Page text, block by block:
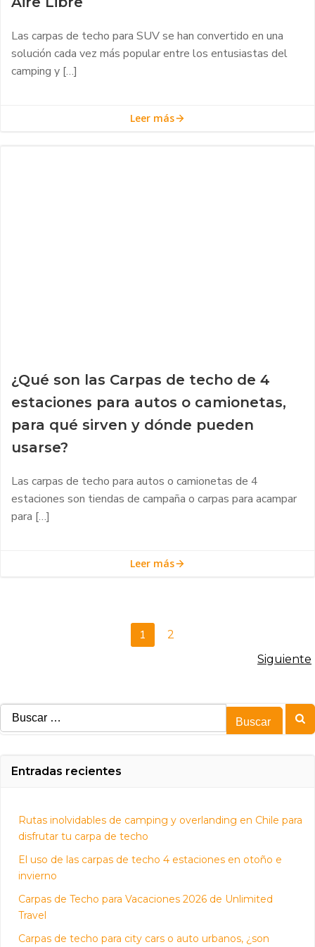
Las carpas de techo para SUV se han convertido en una
solución cada vez más popular entre los entusiastas del
camping y […]
Leer más
¿Qué son las Carpas de techo de 4
estaciones para autos o camionetas,
para qué sirven y dónde pueden
usarse?
Las carpas de techo para autos o camionetas de 4
estaciones son tiendas de campaña o carpas para acampar
para […]
Leer más
entradas
Página
1 Página
2
las
entradas
Siguiente
Buscar:
Entradas recientes
Rutas inolvidables de camping y overlanding en Chile para
disfrutar tu carpa de techo
El uso de las carpas de techo 4 estaciones en otoño e
invierno
Carpas de Techo para Vacaciones 2026 de Unlimited
Travel
Carpas de techo para city cars o auto urbanos, ¿son